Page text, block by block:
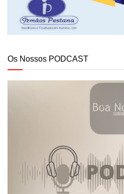
Os Nossos PODCAST